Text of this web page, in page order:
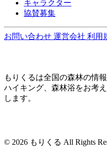
キャラクター
協賛募集
お問い合わせ 運営会社 利用
もりくるは全国の森林の情
ハイキング、森林浴をお考
します。
© 2026 もりくる All Rights